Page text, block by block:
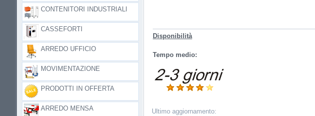
Disponibilità
Tempo medio:
Ultimo aggiornamento:
CONTENITORI INDUSTRIALI
CASSEFORTI
ARREDO UFFICIO
MOVIMENTAZIONE
PRODOTTI IN OFFERTA
ARREDO MENSA